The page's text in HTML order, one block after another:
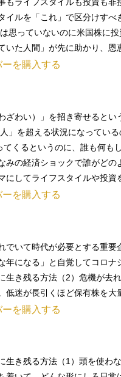
もライフスタイルも投資も非
イルを「これ」で区分けすべ
思っていないのに米国株に
いた人間」が先に助かり、恩
を購入する
ざわい）」を招き寄せるとい
」を超える状況になってい
くるというのに、誰も何も
みの経済ショックで誰がどの
にしてライフスタイルや投資
を購入する
でいて時代が必要とする重要
年になる」と自覚してコロ
生き残る方法（2）危機が去
低迷が長引くほど保有株を大
を購入する
生き残る方法（1）頭を使わ